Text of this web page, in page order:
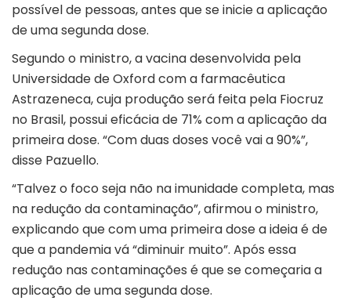
possível de pessoas, antes que se inicie a aplicação
de uma segunda dose.
Segundo o ministro, a vacina desenvolvida pela
Universidade de Oxford com a farmacêutica
Astrazeneca, cuja produção será feita pela Fiocruz
no Brasil, possui eficácia de 71% com a aplicação da
primeira dose. “Com duas doses você vai a 90%”,
disse Pazuello.
“Talvez o foco seja não na imunidade completa, mas
na redução da contaminação”, afirmou o ministro,
explicando que com uma primeira dose a ideia é de
que a pandemia vá “diminuir muito”. Após essa
redução nas contaminações é que se começaria a
aplicação de uma segunda dose.